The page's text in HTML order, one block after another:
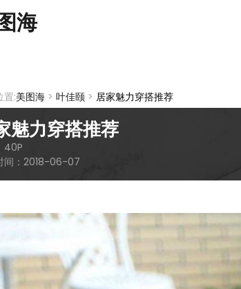
海
置:美图海 > 叶佳颐 > 居家魅力穿搭推荐
魅力穿搭推荐
40P
： 2018-06-07